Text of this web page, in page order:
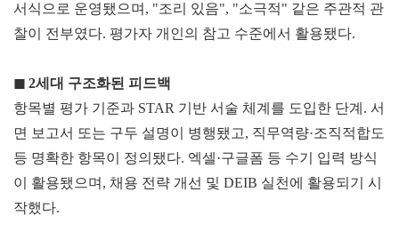
서식으로 운영됐으며, "조리 있음", "소극적" 같은 주관적 관
찰이 전부였다. 평가자 개인의 참고 수준에서 활용됐다.
◼ 2세대 구조화된 피드백
항목별 평가 기준과 STAR 기반 서술 체계를 도입한 단계. 서
면 보고서 또는 구두 설명이 병행됐고, 직무역량·조직적합도
등 명확한 항목이 정의됐다. 엑셀·구글폼 등 수기 입력 방식
이 활용됐으며, 채용 전략 개선 및 DEIB 실천에 활용되기 시
작했다.